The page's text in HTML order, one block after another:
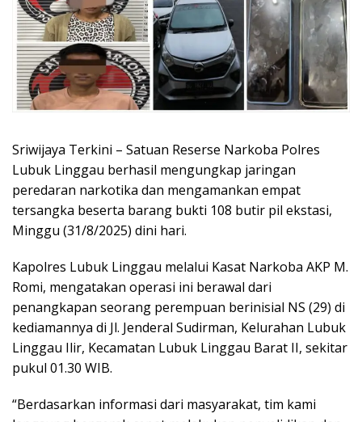
Sriwijaya Terkini – Satuan Reserse Narkoba Polres
Lubuk Linggau berhasil mengungkap jaringan
peredaran narkotika dan mengamankan empat
tersangka beserta barang bukti 108 butir pil ekstasi,
Minggu (31/8/2025) dini hari.
Kapolres Lubuk Linggau melalui Kasat Narkoba AKP M.
Romi, mengatakan operasi ini berawal dari
penangkapan seorang perempuan berinisial NS (29) di
kediamannya di Jl. Jenderal Sudirman, Kelurahan Lubuk
Linggau Ilir, Kecamatan Lubuk Linggau Barat II, sekitar
pukul 01.30 WIB.
“Berdasarkan informasi dari masyarakat, tim kami